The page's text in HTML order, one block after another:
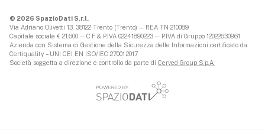
© 2026 SpazioDati S.r.l.
Via Adriano Olivetti 13, 38122 Trento (Trento) — REA TN 210089
Capitale sociale € 21.600 — C.F & P.IVA 02241890223 — P.IVA di Gruppo 12022630961
Azienda con Sistema di Gestione della Sicurezza delle Informazioni certificato da
Certiquality – UNI CEI EN ISO/IEC 27001:2017
Società soggetta a direzione e controllo da parte di Cerved Group S.p.A.